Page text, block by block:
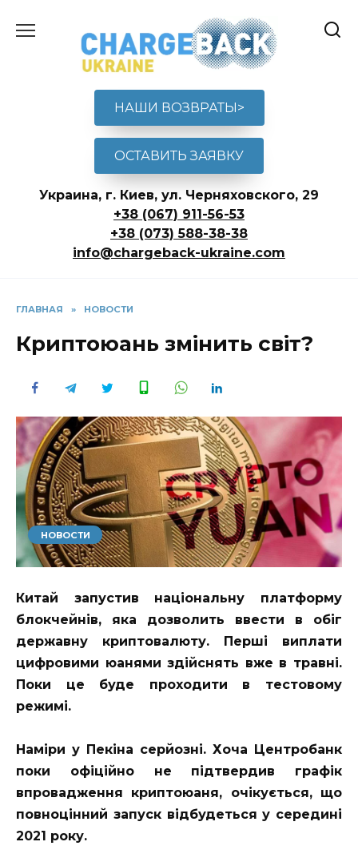
содержанию
НАШИ ВОЗВРАТЫ>
ОСТАВИТЬ ЗАЯВКУ
Украина, г. Киев, ул. Черняховского, 29
+38 (067) 911-56-53
+38 (073) 588-38-38
info@chargeback-ukraine.com
ГЛАВНАЯ » НОВОСТИ
Криптоюань змінить світ?
НОВОСТИ
Китай запустив національну платформу
блокчейнів, яка дозволить ввести в обіг
державну криптовалюту. Перші виплати
цифровими юанями здійснять вже в травні.
Поки це буде проходити в тестовому
режимі.
Наміри у Пекіна серйозні. Хоча Центробанк
поки офіційно не підтвердив графік
впровадження криптоюаня, очікується, що
повноцінний запуск відбудеться у середині
2021 року.